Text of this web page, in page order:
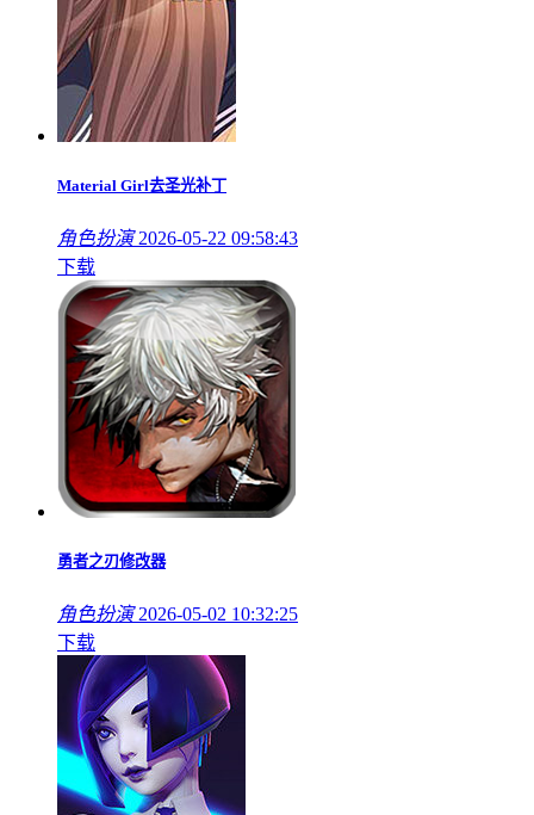
Material Girl去圣光补丁
角色扮演 2026-05-22 09:58:43
下载
勇者之刃修改器
角色扮演 2026-05-02 10:32:25
下载